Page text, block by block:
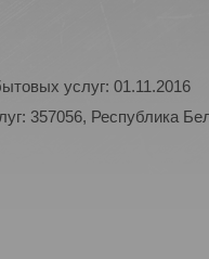
услуг: 01.11.2016
357056, Республика